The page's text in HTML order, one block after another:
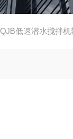
QJB低速潜水搅拌